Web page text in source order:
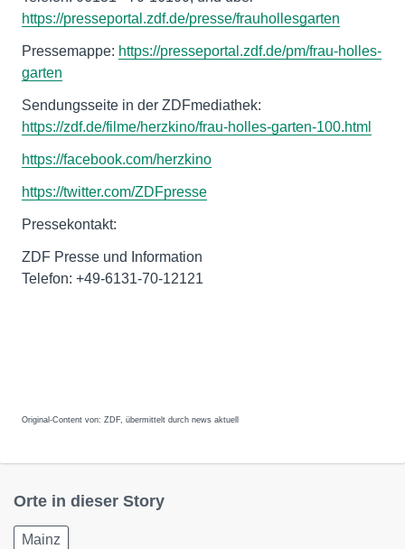
https://presseportal.zdf.de/presse/frauhollesgarten
Pressemappe: https://presseportal.zdf.de/pm/frau-holles-
garten
Sendungsseite in der ZDFmediathek:
https://zdf.de/filme/herzkino/frau-holles-garten-100.html
https://facebook.com/herzkino
https://twitter.com/ZDFpresse
Pressekontakt:
ZDF Presse und Information
Telefon: +49-6131-70-12121
Original-Content von: ZDF, übermittelt durch news aktuell
Orte in dieser Story
Mainz